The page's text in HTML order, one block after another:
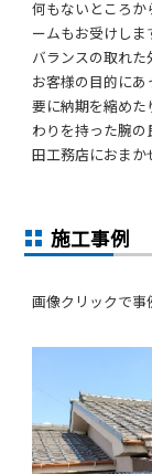
何もないところ
ームもお受けし
バランスの取れた
お客様の目的に
要に納期を縮め
わりを持った腕の
田工務店におまか
施工事例
画像クリックで事